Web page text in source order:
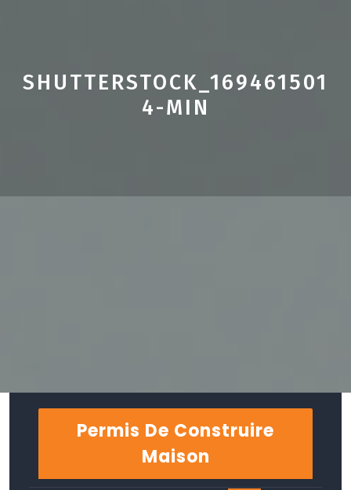
SHUTTERSTOCK_169461501
4-MIN
Permis De Construire
Maison